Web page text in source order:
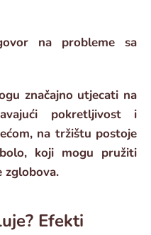
na probleme sa
značajno utjecati na
pokretljivost i
na tržištu postoje
koji mogu pružiti
zglobova.
Efekti